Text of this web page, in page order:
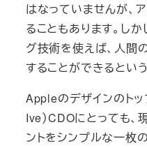
はなっていませんが、
ることもあります。し
グ技術を使えば、人間
することができるとい
Appleのデザインのトッ
Ive）CDOにとっても、
ントをシンプルな一枚